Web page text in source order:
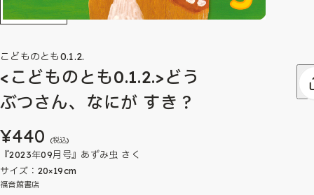
こどものとも0.1.2.
<こどものとも0.1.2.>どう
ぶつさん、なにが すき？
¥440 (税込)
『2023年09月号』あずみ虫 さく
サイズ：20×19cm
福音館書店